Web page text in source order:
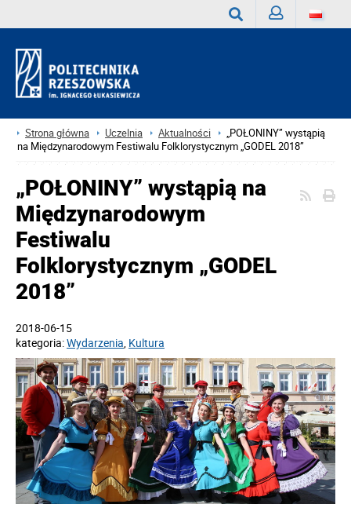
Strona główna Uczelnia Aktualności
„POŁONINY” wystąpią
na Międzynarodowym Festiwalu Folklorystycznym „GODEL 2018”
„POŁONINY” wystąpią na
Międzynarodowym
Festiwalu
Folklorystycznym „GODEL
2018”
2018-06-15
kategoria:Wydarzenia, Kultura